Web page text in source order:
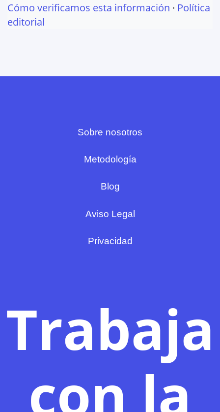
Cómo verificamos esta información · Política
editorial
Sobre nosotros
Metodología
Blog
Aviso Legal
Privacidad
Trabaja
con la